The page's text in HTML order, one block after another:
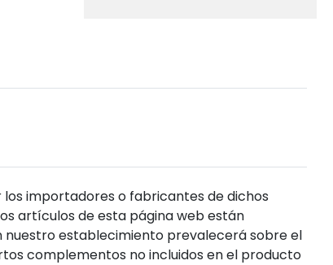
importadores o fabricantes de dichos
artículos de esta página web están
nuestro establecimiento prevalecerá sobre el
complementos no incluidos en el producto